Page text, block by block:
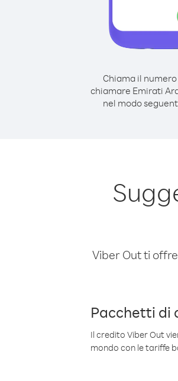
Chiama il
chiamare Emirati
nel modo
Viber Out ti
Pacchetti di
Il credito Viber Out
mondo con le tariffe